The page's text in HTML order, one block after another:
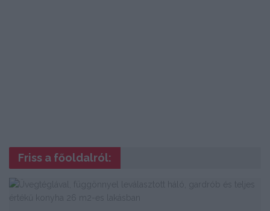
Friss a főoldalról: